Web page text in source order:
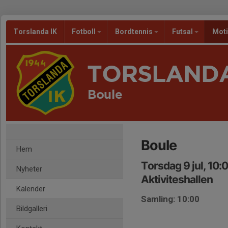
Torslanda IK Fotboll Bordtennis Futsal
Boule
Hem
Nyheter
Kalender
Bildgalleri
Boule
Torsdag 9 jul,
Aktiviteshallen
Samling: 10:00